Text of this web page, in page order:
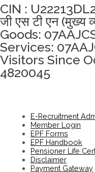
CIN :
जी एस टी एन (मुख्य
Goods:
Services:
Visitors Since
4820045
E-Recruitment
Member Login
EPF Forms
EPF Handbook
Pensioner Life
Disclaimer
Payment Gateway